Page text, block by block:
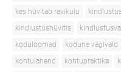
kes hüvitab ravikulu
kindlustushüvitis
koduloomad
kodune vägivald
kohtulahend
kohtupraktika